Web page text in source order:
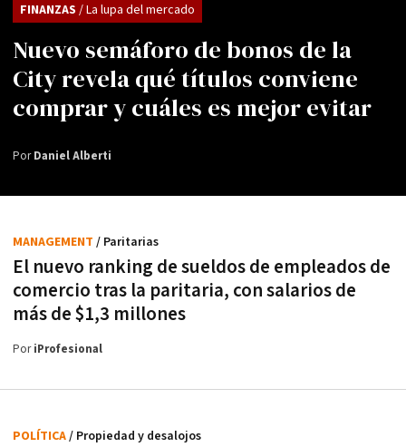
Nuevo semáforo de bonos de la
City revela qué títulos conviene
comprar y cuáles es mejor evitar
FINANZAS / La lupa del mercado
PorDaniel Alberti
El nuevo ranking de sueldos de empleados de
comercio tras la paritaria, con salarios de
más de $1,3 millones
MANAGEMENT / Paritarias
PoriProfesional
POLÍTICA/ Propiedad y desalojos